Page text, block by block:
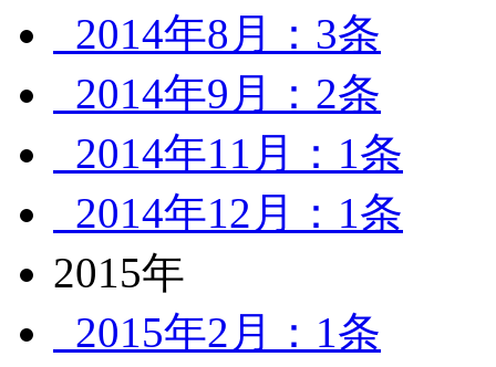
2014年8月：3条
2014年9月：2条
2014年11月：1条
2014年12月：1条
2015年
2015年2月：1条